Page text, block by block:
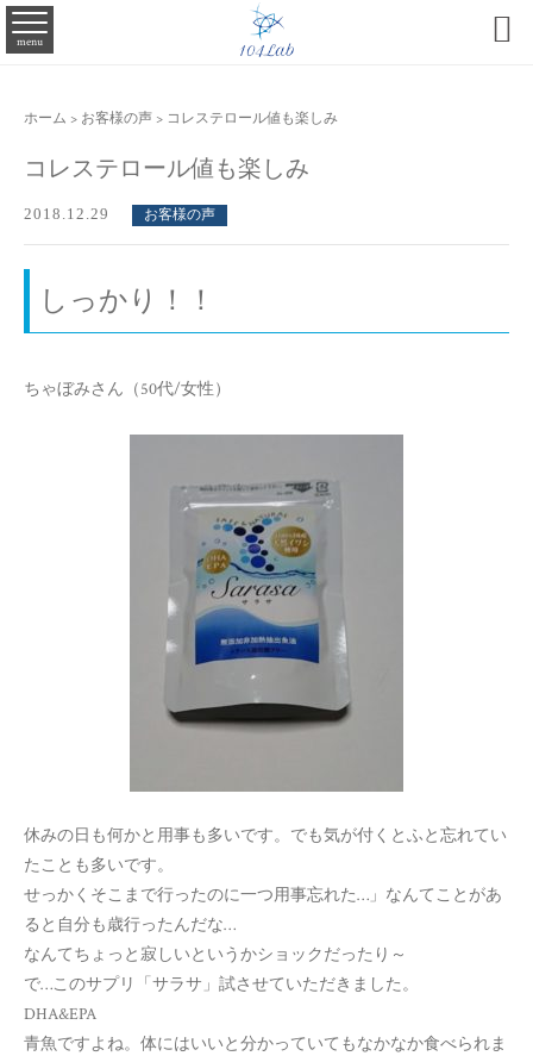
menu 
ホーム > お客様の声 > コレステロール値も楽しみ
コレステロール値も楽しみ
2018.12.29 お客様の声
しっかり！！
ちゃぼみさん（50代/女性）
休みの日も何かと用事も多いです。でも気が付くとふと忘れてい
たことも多いです。
せっかくそこまで行ったのに一つ用事忘れた…」なんてことがあ
ると自分も歳行ったんだな…
なんてちょっと寂しいというかショックだったり～
で…このサプリ「サラサ」試させていただきました。
DHA&EPA
青魚ですよね。体にはいいと分かっていてもなかなか食べられま